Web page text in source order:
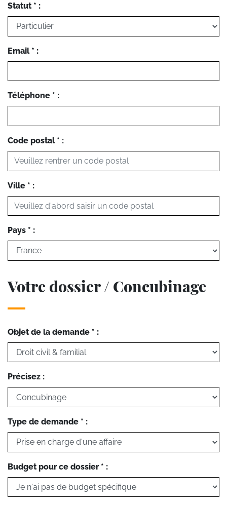
Statut * :
Email * :
Téléphone * :
Code postal * :
Ville * :
Pays * :
Votre dossier / Concubinage
Objet de la demande * :
Précisez :
Type de demande * :
Budget pour ce dossier * :